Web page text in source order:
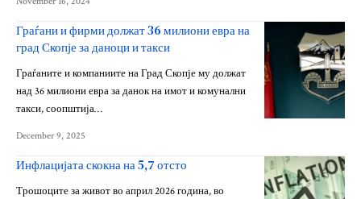
Граѓани и фирми должат 36 милиони евра на
град Скопје за даноци и такси
Граѓаните и компаниите на Град Скопје му должат
над 36 милиони евра за данок на имот и комунални
такси, соопштија…
December 9, 2025
Инфлацијата скокна на 5,7 отсто
Трошоците за живот во април 2026 година, во